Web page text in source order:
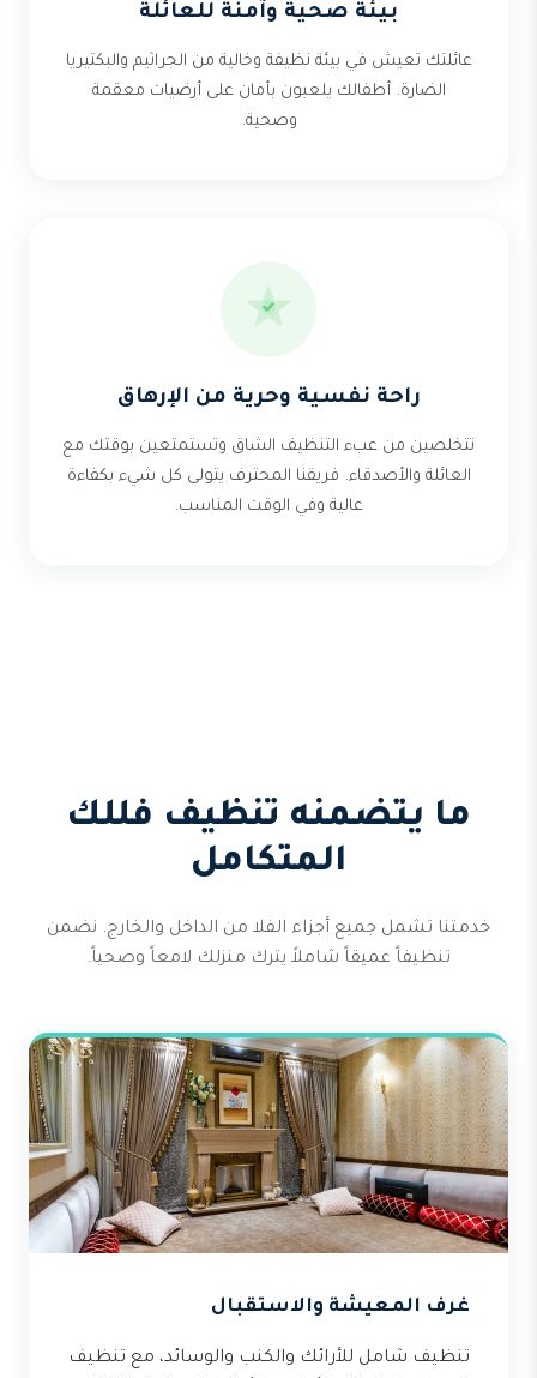
بيئة صحية وآمنة للعائلة
عائلتك تعيش في بيئة نظيفة وخالية من الجراثيم والبكتيريا
الضارة. أطفالك يلعبون بأمان على أرضيات معقمة
وصحية.
راحة نفسية وحرية من الإرهاق
تتخلصين من عبء التنظيف الشاق وتستمتعين بوقتك مع
العائلة والأصدقاء. فريقنا المحترف يتولى كل شيء بكفاءة
عالية وفي الوقت المناسب.
ما يتضمنه تنظيف فللك
المتكامل
خدمتنا تشمل جميع أجزاء الفلا من الداخل والخارج. نضمن
تنظيفاً عميقاً شاملاً يترك منزلك لامعاً وصحياً.
غرف المعيشة والاستقبال
تنظيف شامل للأرائك والكنب والوسائد، مع تنظيف